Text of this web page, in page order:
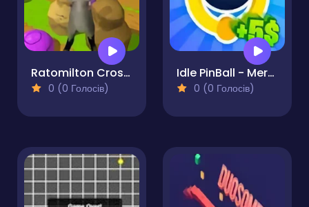
Ratomilton Crosses The Road
0 (0 Голосів)
Idle PinBall - Merge Clicker
0 (0 Голосів)